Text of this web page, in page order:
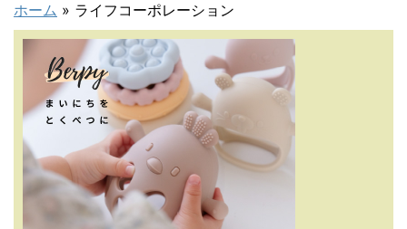
ホーム » ライフコーポレーション